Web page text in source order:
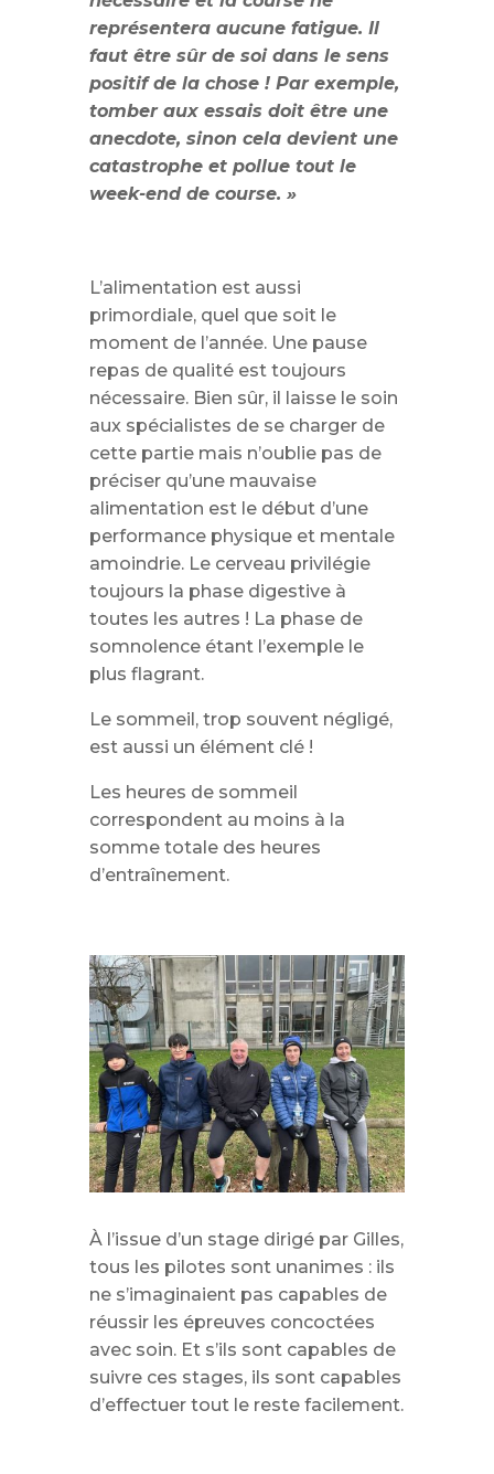
représentera aucune fatigue. Il
faut être sûr de soi dans le sens
positif de la chose ! Par exemple,
tomber aux essais doit être une
anecdote, sinon cela devient une
catastrophe et pollue tout le
week-end de course. »
L’alimentation est aussi
primordiale, quel que soit le
moment de l’année. Une pause
repas de qualité est toujours
nécessaire. Bien sûr, il laisse le soin
aux spécialistes de se charger de
cette partie mais n’oublie pas de
préciser qu’une mauvaise
alimentation est le début d’une
performance physique et mentale
amoindrie. Le cerveau privilégie
toujours la phase digestive à
toutes les autres ! La phase de
somnolence étant l’exemple le
plus flagrant.
Le sommeil, trop souvent négligé,
est aussi un élément clé !
Les heures de sommeil
correspondent au moins à la
somme totale des heures
d’entraînement.
À l’issue d’un stage dirigé par Gilles,
tous les pilotes sont unanimes : ils
ne s’imaginaient pas capables de
réussir les épreuves concoctées
avec soin. Et s’ils sont capables de
suivre ces stages, ils sont capables
d’effectuer tout le reste facilement.